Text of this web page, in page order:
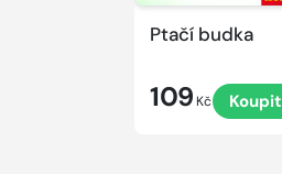
Ptačí budka
109 Kč Koupit